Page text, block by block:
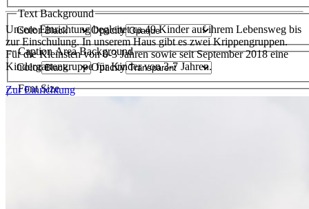
Text Background
Color
Opacity
Caption Area Background
Color
Opacity
Font Size
Unsere Einrichtung begleitet ca 49 Kinder auf ihrem Lebensweg bis
zur Einschulung. In unserem Haus gibt es zwei Krippengruppen.
Für die Kleinsten von 0-3 Jahren sowie seit September 2018 eine
Kindergartengruppe für Kinder von 3-7 Jahren.
Zur Einrichtung